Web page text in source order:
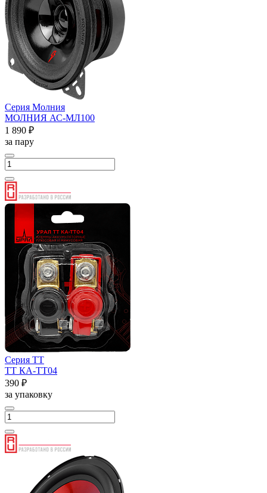
Серия Молния
МОЛНИЯ АС-МЛ100
1 890 ₽
за пару
Серия ТТ
ТТ КА-ТТ04
390 ₽
за упаковку